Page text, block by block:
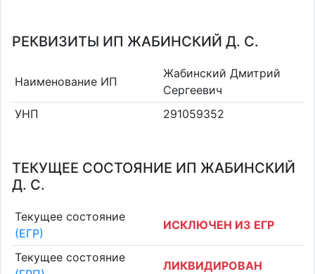
РЕКВИЗИТЫ ИП ЖАБИНСКИЙ Д. С.
Наименование ИП
Жабинский Дмитрий
Сергеевич
УНП
291059352
ТЕКУЩЕЕ СОСТОЯНИЕ ИП ЖАБИНСКИЙ
Д. С.
Текущее состояние
(ЕГР)
ИСКЛЮЧЕН ИЗ ЕГР
Текущее состояние
ЛИКВИДИРОВАН